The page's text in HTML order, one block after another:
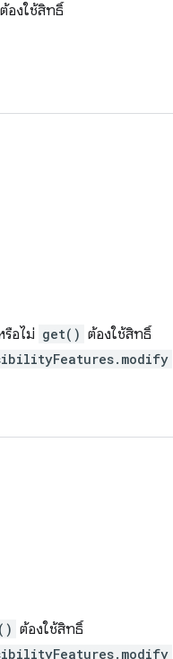
ต้องใช้สิทธิ์
รือไม่ get() ต้องใช้สิทธิ์
ต้องใช้สิทธิ์